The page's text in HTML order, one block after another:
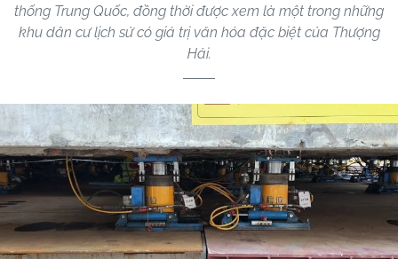
thống Trung Quốc, đồng thời được xem là một trong những
khu dân cư lịch sử có giá trị văn hóa đặc biệt của Thượng
Hải.